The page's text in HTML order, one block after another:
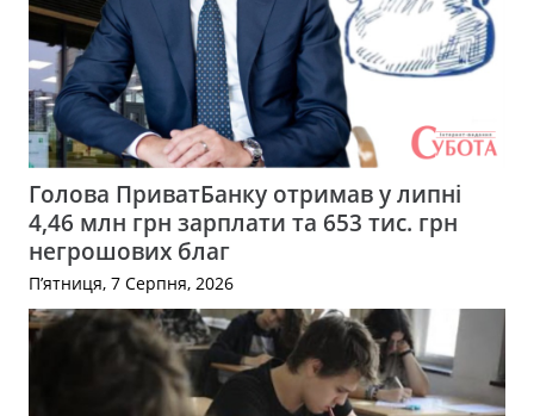
Голова ПриватБанку отримав у липні
4,46 млн грн зарплати та 653 тис. грн
негрошових благ
П’ятниця, 7 Серпня, 2026